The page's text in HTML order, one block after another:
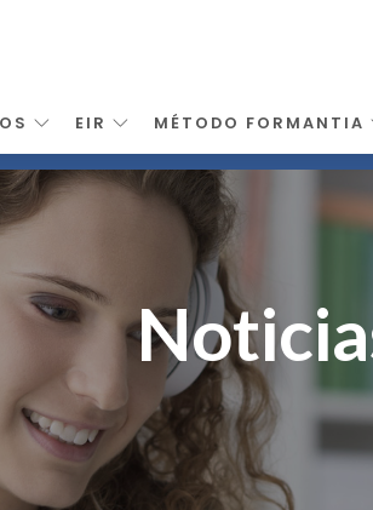
EIR MÉTODO FORMANTIA